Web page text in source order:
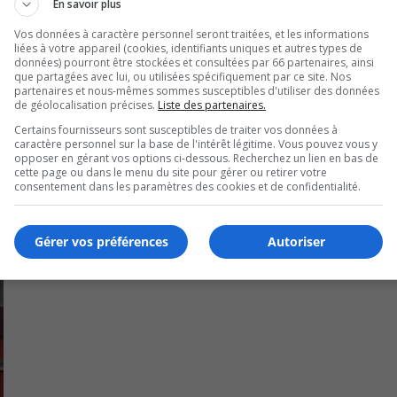
Michel‑Chartrand
En savoir plus
Vos données à caractère personnel seront traitées, et les informations
liées à votre appareil (cookies, identifiants uniques et autres types de
données) pourront être stockées et consultées par 66 partenaires, ainsi
que partagées avec lui, ou utilisées spécifiquement par ce site. Nos
partenaires et nous-mêmes sommes susceptibles d'utiliser des données
de géolocalisation précises. Liste des partenaires.
Certains fournisseurs sont susceptibles de traiter vos données à
caractère personnel sur la base de l'intérêt légitime. Vous pouvez vous y
opposer en gérant vos options ci-dessous. Recherchez un lien en bas de
cette page ou dans le menu du site pour gérer ou retirer votre
consentement dans les paramètres des cookies et de confidentialité.
Autoriser
Gérer vos préférences